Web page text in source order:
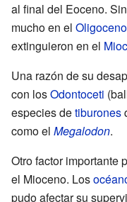
al final del Eoceno.
mucho en el Oligoceno
extinguieron en el
Una razón de su
con losOdontoceti
especies detiburones
como el Megalodon.
Otro factor importante
el Mioceno. Los
pudo afectar su